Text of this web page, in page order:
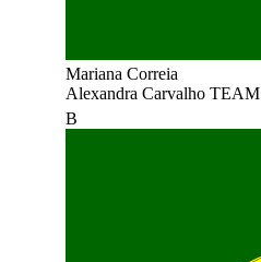
Mariana Correia
Alexandra Carvalho TEAM
B